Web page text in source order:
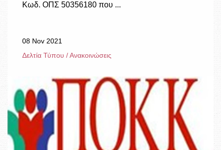
Κωδ. ΟΠΣ 50356180 που ...
08 Nov 2021
Δελτία Τύπου / Ανακοινώσεις